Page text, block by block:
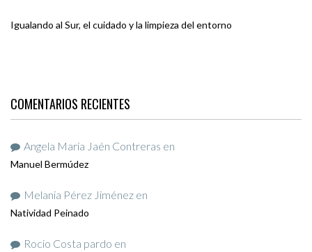
Igualando al Sur, el cuidado y la limpieza del entorno
COMENTARIOS RECIENTES
Angela María Jaén Contreras en
Manuel Bermúdez
Melania Pérez Jiménez en
Natividad Peinado
Rocio Costa pardo en